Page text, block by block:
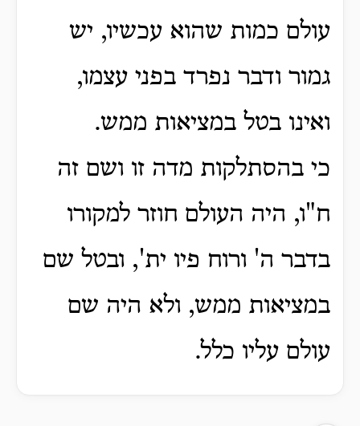
עולם כמות שהוא עכשיו, יש
גמור ודבר נפרד בפני עצמו,
ואינו בטל במציאות ממש.
כי בהסתלקות מדה זו ושם זה
ח"ו, היה העולם חוזר למקורו
בדבר ה' ורוח פיו ית', ובטל שם
במציאות ממש, ולא היה שם
עולם עליו כלל.